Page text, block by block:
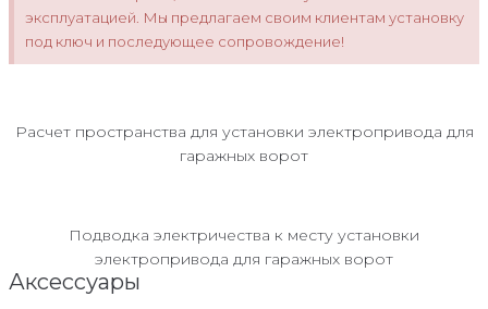
эксплуатацией. Мы предлагаем своим клиентам установку
под ключ и последующее сопровождение!
Расчет пространства для установки электропривода для
гаражных ворот
Подводка электричества к месту установки
электропривода для гаражных ворот
Аксессуары